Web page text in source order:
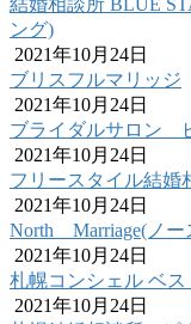
ング)
2021年10月24日
ブリスフルマリッジ
2021年10月24日
ブライダルサロン
2021年10月24日
フリースタイル結婚
2021年10月24日
North Marriage(ノー
2021年10月24日
札幌コンシェル ベ
2021年10月24日